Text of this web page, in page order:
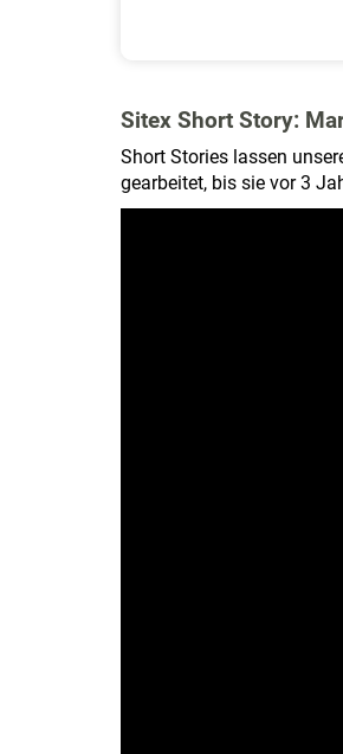
Sitex Short Story:
Short Stories lassen
gearbeitet, bis sie vor 3